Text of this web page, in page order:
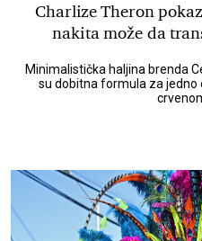
Charlize Theron
nakita može da
Minimalistička haljina brenda
su dobitna formula za jedno